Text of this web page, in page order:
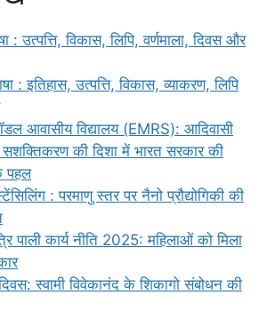
: उत्पत्ति, विकास, लिपि, वर्णमाला, दिवस और
: इतिहास, उत्पत्ति, विकास, व्याकरण, लिपि
आवासीय विद्यालय (EMRS): आदिवासी
सशक्तिकरण की दिशा में भारत सरकार की
पहल
: परमाणु स्तर पर नैनो प्रौद्योगिकी की
पाली कार्य नीति 2025: महिलाओं को मिला
स्वामी विवेकानंद के शिकागो संबोधन की